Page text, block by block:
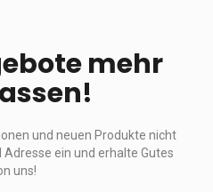
mehr
und neuen Produkte nicht
Adresse ein und erhalte Gutes
uns!